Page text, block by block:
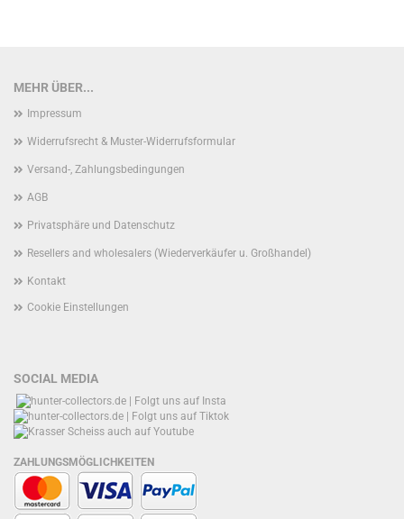
MEHR ÜBER...
Impressum
Widerrufsrecht & Muster-Widerrufsformular
Versand-, Zahlungsbedingungen
AGB
Privatsphäre und Datenschutz
Resellers and wholesalers (Wiederverkäufer u. Großhandel)
Kontakt
Cookie Einstellungen
SOCIAL MEDIA
ZAHLUNGSMÖGLICHKEITEN